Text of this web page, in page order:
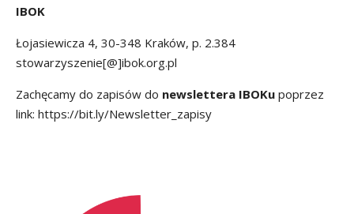
IBOK
Łojasiewicza 4, 30-348 Kraków, p. 2.384
stowarzyszenie[@]ibok.org.pl
Zachęcamy do zapisów do newslettera IBOKu poprzez
link: https://bit.ly/Newsletter_zapisy